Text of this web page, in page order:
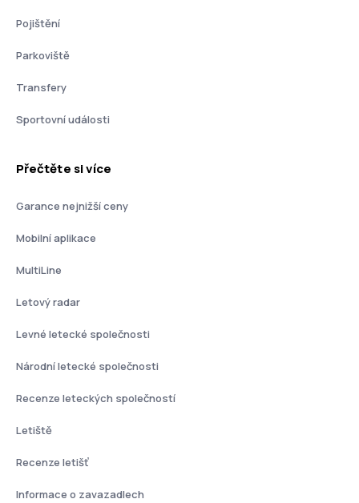
Pojištění
Parkoviště
Transfery
Sportovní události
Přečtěte si více
Garance nejnižší ceny
Mobilní aplikace
MultiLine
Letový radar
Levné letecké společnosti
Národní letecké společnosti
Recenze leteckých společností
Letiště
Recenze letišť
Informace o zavazadlech